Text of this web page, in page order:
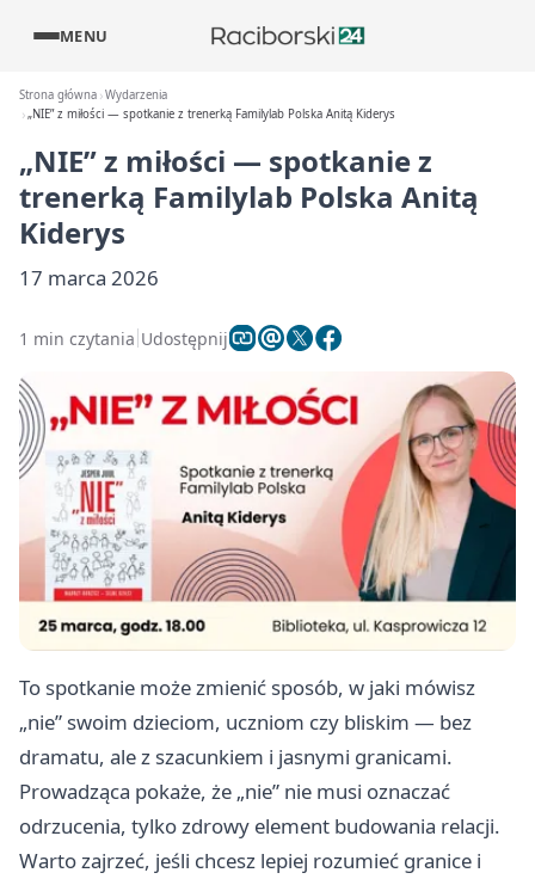
MENU
Strona główna Wydarzenia
„NIE” z miłości — spotkanie z trenerką Familylab Polska Anitą Kiderys
„NIE” z miłości — spotkanie z
trenerką Familylab Polska Anitą
Kiderys
17 marca 2026
1 min czytania Udostępnij
To spotkanie może zmienić sposób, w jaki mówisz
„nie” swoim dzieciom, uczniom czy bliskim — bez
dramatu, ale z szacunkiem i jasnymi granicami.
Prowadząca pokaże, że „nie” nie musi oznaczać
odrzucenia, tylko zdrowy element budowania relacji.
Warto zajrzeć, jeśli chcesz lepiej rozumieć granice i